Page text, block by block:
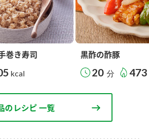
巻き寿司
kcal
黒酢の酢豚
20 分 473
のレシピ 一覧